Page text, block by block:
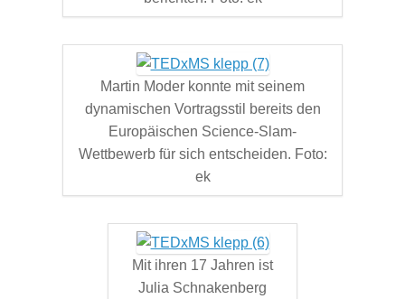
Martin Moder konnte mit seinem
dynamischen Vortragsstil bereits den
Europäischen Science-Slam-
Wettbewerb für sich entscheiden. Foto:
ek
Mit ihren 17 Jahren ist
Julia Schnakenberg